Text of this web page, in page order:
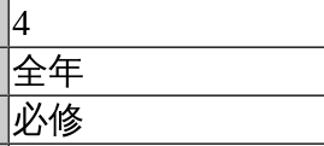
4
全年
必修